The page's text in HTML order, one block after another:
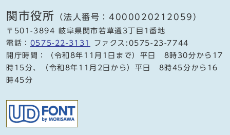
関市役所 （法人番号：4000020212059）
〒501-3894 岐阜県関市若草通3丁目1番地
電話： 0575-22-3131
ファクス:0575-23-7744
開庁時間：（令和8年11月1日まで）平日 8時30分から17
時15分、（令和8年11月2日から）平日 8時45分から16
時45分